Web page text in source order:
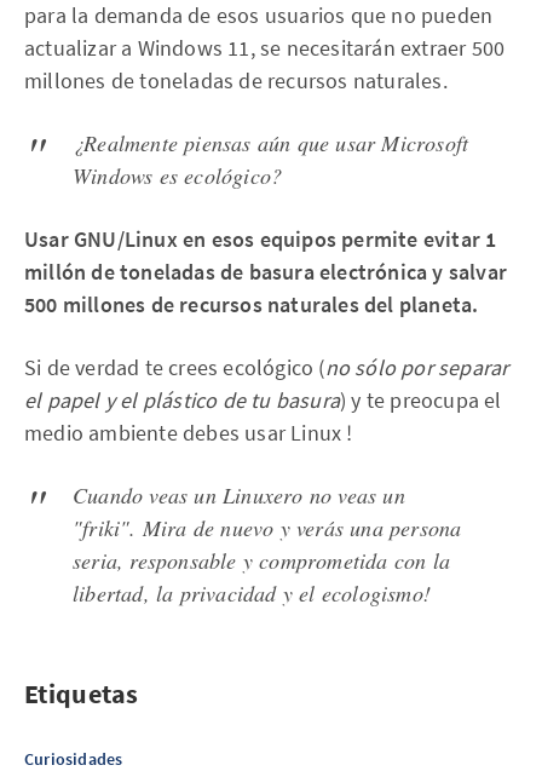
para la demanda de esos usuarios que no pueden
actualizar a Windows 11, se necesitarán extraer 500
millones de toneladas de recursos naturales.
¿Realmente piensas aún que usar Microsoft
Windows es ecológico?
Usar GNU/Linux en esos equipos permite evitar 1
millón de toneladas de basura electrónica y salvar
500 millones de recursos naturales del planeta.
Si de verdad te crees ecológico (no sólo por separar
el papel y el plástico de tu basura) y te preocupa el
medio ambiente debes usar Linux !
Cuando veas un Linuxero no veas un
"friki". Mira de nuevo y verás una persona
seria, responsable y comprometida con la
libertad, la privacidad y el ecologismo!
Etiquetas
Curiosidades